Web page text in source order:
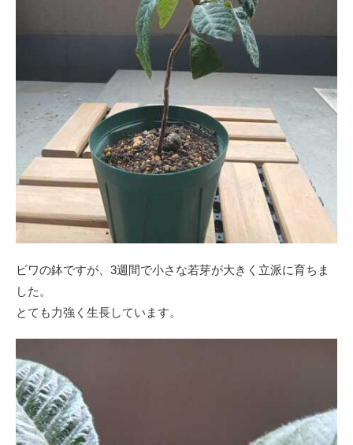
ビワの鉢ですが、3週間で小さな若芽が大きく立派に育ちま
した。
とても力強く生長しています。